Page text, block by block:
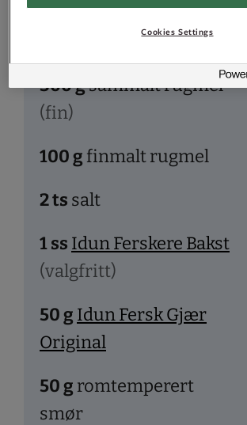
hvetemel
300gsammalt rugmel
(fin)
100g finmalt rugmel
2ts salt
1ss Idun Ferskere Bakst
(valgfritt)
50g Idun Fersk Gjær
Original
50g romtemperert
smør
Cookies Settings